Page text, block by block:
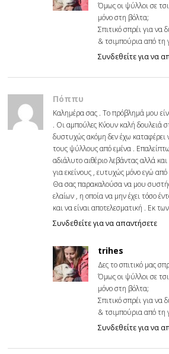
Όμως οι ψύλλοι σε
μόνο στη βόλτα;
Σπιτικό σπρέι για να
& τσιμπούρια από τη
Συνδεθείτε για να
Πόππυ
Καλημέρα σας . Το πρόβλημά μου
. Οι αμπούλες Κ΄νουν καλή δουλειά
δυστυχώς ακόμη δεν έχω
τους ψύλλους από εμένα .
αδιάλυτο αιθέριο λεβάντας αλλά
για εκείνους , ευτυχώς μόνο εγώ
Θα σας παρακαλούσα να μου
ελαίων , η οποία να μην έχει τόσο
και να είναι αποτελεσματική . Εκ
Συνδεθείτε για να απαντήσετε
trihes
Δες το σπιτικό μας
Όμως οι ψύλλοι σε
μόνο στη βόλτα;
Σπιτικό σπρέι για να
& τσιμπούρια από τη
Συνδεθείτε για να